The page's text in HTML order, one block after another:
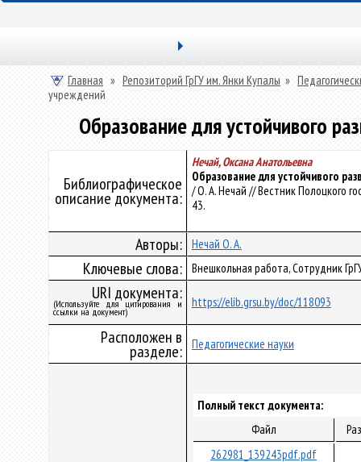
Главная » Репозиторий ГрГУ им. Янки Купалы »
учреждений
Образование для устойчивого
Библиографическое
описание документа:
Нечай, Оксана Анатольевна
Образование для устойчивого
/ О. А. Нечай // Вестник Полоцкого
43.
Авторы: Нечай О. А.
Ключевые слова: Внешкольная работа, Сотрудник
URI документа:
(Используйте для цитирования и
ссылки на документ)
https://elib.grsu.by/doc/118093
Расположен в
разделе: Педагогические науки
Полный текст документа:
Файл
262981_139243pdf.pdf